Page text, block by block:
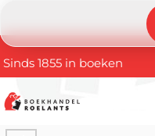
Sinds 1855 in boeken